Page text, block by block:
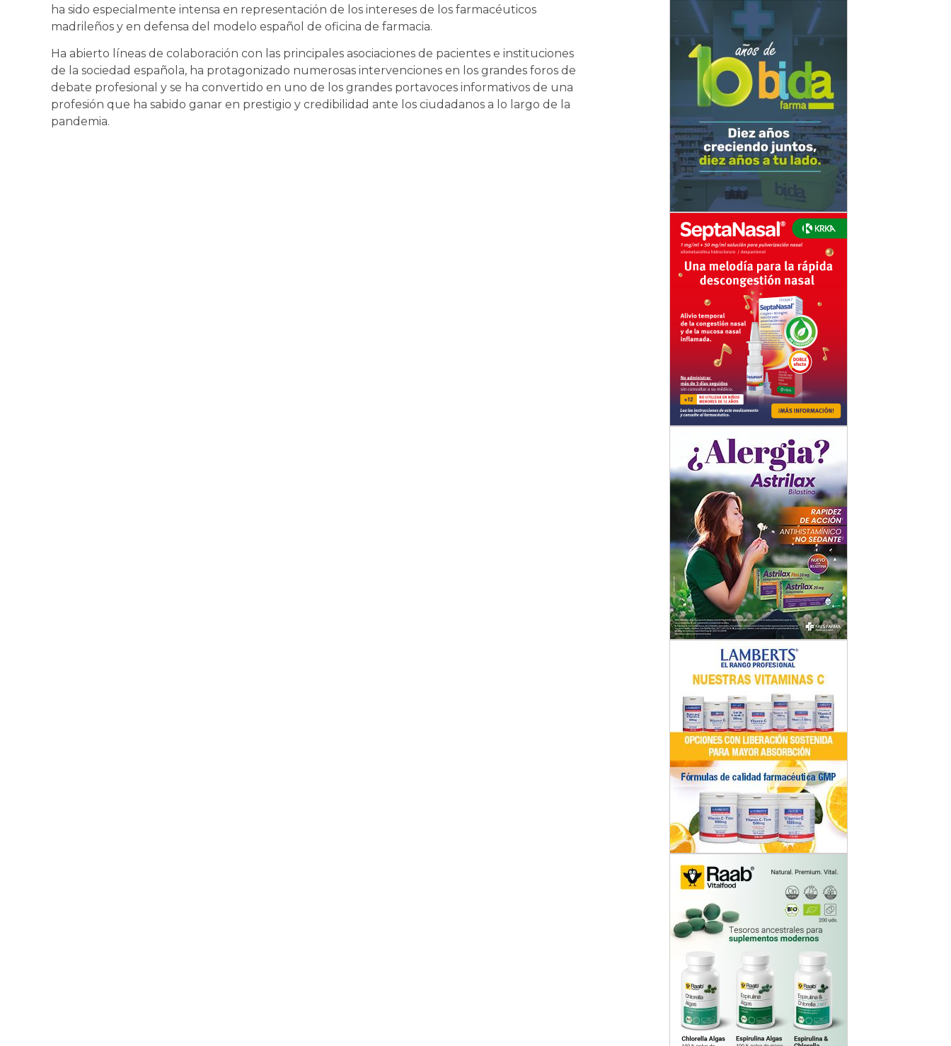
ha sido especialmente intensa en representación de los intereses de los farmacéuticos
madrileños y en defensa del modelo español de oficina de farmacia.
Ha abierto líneas de colaboración con las principales asociaciones de pacientes e instituciones
de la sociedad española, ha protagonizado numerosas intervenciones en los grandes foros de
debate profesional y se ha convertido en uno de los grandes portavoces informativos de una
profesión que ha sabido ganar en prestigio y credibilidad ante los ciudadanos a lo largo de la
pandemia.